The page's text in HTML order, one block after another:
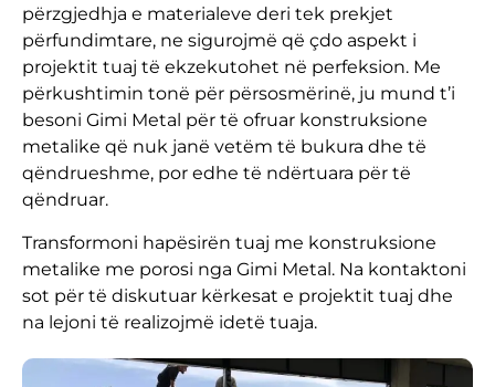
përzgjedhja e materialeve deri tek prekjet
përfundimtare, ne sigurojmë që çdo aspekt i
projektit tuaj të ekzekutohet në perfeksion. Me
përkushtimin tonë për përsosmërinë, ju mund t’i
besoni Gimi Metal për të ofruar konstruksione
metalike që nuk janë vetëm të bukura dhe të
qëndrueshme, por edhe të ndërtuara për të
qëndruar.
Transformoni hapësirën tuaj me konstruksione
metalike me porosi nga Gimi Metal. Na kontaktoni
sot për të diskutuar kërkesat e projektit tuaj dhe
na lejoni të realizojmë idetë tuaja.